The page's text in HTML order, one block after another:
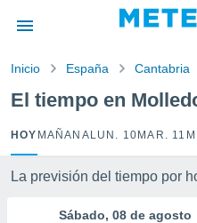
por
para
que se
calidad.
a este
Inicio España Cantabria
El tiempo en
HOY MAÑANA LUN. 10 MAR. 11
La previsión del tiempo por
Sábado, 08 de agosto